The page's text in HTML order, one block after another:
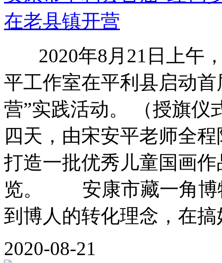
在老县镇开营
2020年8月21日上午
平工作室在平利县启动
营”实践活动。 （授旗
四天，由宋安平老师全
打造一批优秀儿童国画
览。 安康市藏一角博
到博人的转化理念，在
2020-08-21